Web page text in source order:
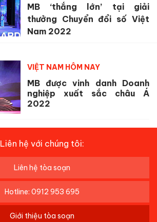
MB ‘thắng lớn’ tại giải
thưởng Chuyển đổi số Việt
Nam 2022
VIỆT NAM HÔM NAY
MB được vinh danh Doanh
nghiệp xuất sắc châu Á
2022
Liên hệ với chúng tôi:
Liên hệ tòa soạn
Hotline: 0912 953 695
Giới thiệu tòa soạn